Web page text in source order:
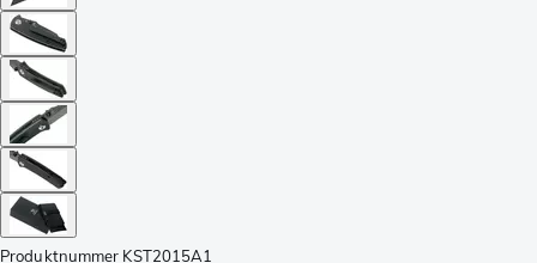
Produktnummer KST2015A1